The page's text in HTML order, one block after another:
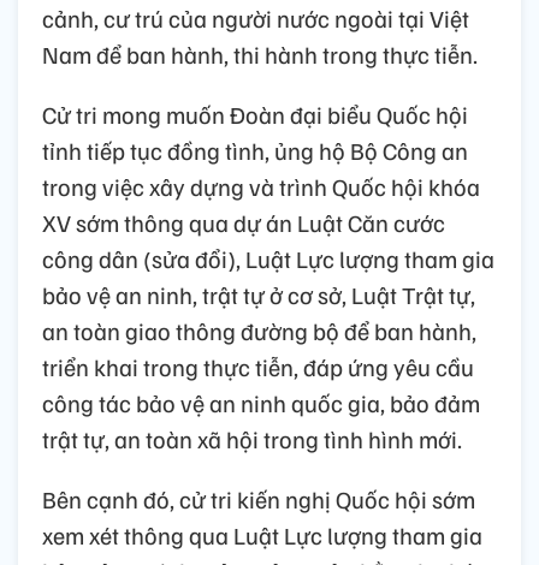
cảnh, cư trú của người nước ngoài tại Việt
Nam để ban hành, thi hành trong thực tiễn.
Cử tri mong muốn Đoàn đại biểu Quốc hội
tỉnh tiếp tục đồng tình, ủng hộ Bộ Công an
trong việc xây dựng và trình Quốc hội khóa
XV sớm thông qua dự án Luật Căn cước
công dân (sửa đổi), Luật Lực lượng tham gia
bảo vệ an ninh, trật tự ở cơ sở, Luật Trật tự,
an toàn giao thông đường bộ để ban hành,
triển khai trong thực tiễn, đáp ứng yêu cầu
công tác bảo vệ an ninh quốc gia, bảo đảm
trật tự, an toàn xã hội trong tình hình mới.
Bên cạnh đó, cử tri kiến nghị Quốc hội sớm
xem xét thông qua Luật Lực lượng tham gia